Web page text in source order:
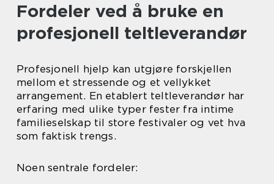
Fordeler ved å bruke en
profesjonell teltleverandør
Profesjonell hjelp kan utgjøre forskjellen
mellom et stressende og et vellykket
arrangement. En etablert teltleverandør har
erfaring med ulike typer fester fra intime
familieselskap til store festivaler og vet hva
som faktisk trengs.
Noen sentrale fordeler: